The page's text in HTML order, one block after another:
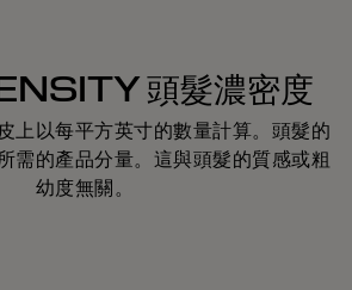
頭髮濃密度
上以每平方英寸的數量計算。頭髮的
需的產品分量。這與頭髮的質感或粗
幼度無關。